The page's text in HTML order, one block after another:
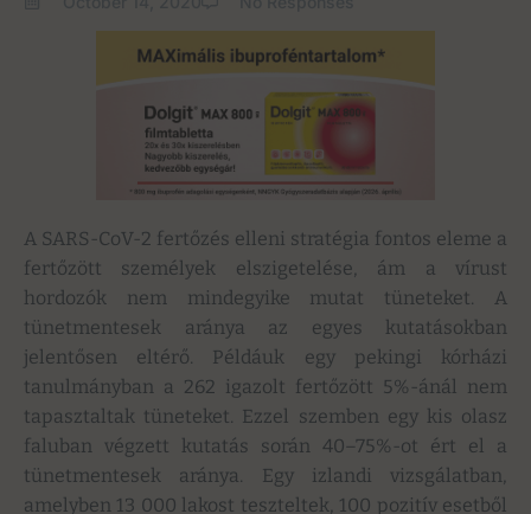
A SARS-CoV-2 fertőzés elleni stratégia fontos eleme a
fertőzött személyek elszigetelése, ám a vírust
hordozók nem mindegyike mutat tüneteket. A
tünetmentesek aránya az egyes kutatásokban
jelentősen eltérő. Példáuk egy pekingi kórházi
tanulmányban a 262 igazolt fertőzött 5%-ánál nem
tapasztaltak tüneteket. Ezzel szemben egy kis olasz
faluban végzett kutatás során 40–75%-ot ért el a
tünetmentesek aránya. Egy izlandi vizsgálatban,
amelyben 13 000 lakost teszteltek, 100 pozitív esetből